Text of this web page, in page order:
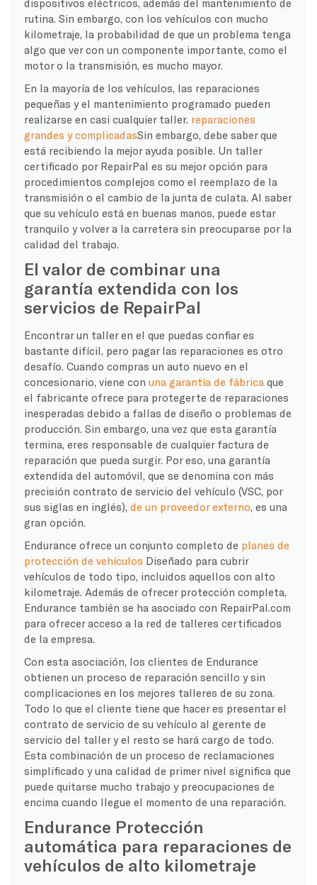
rutina. Sin embargo, con los vehículos con mucho
kilometraje, la probabilidad de que un problema tenga
algo que ver con un componente importante, como el
motor o la transmisión, es mucho mayor.
En la mayoría de los vehículos, las reparaciones
pequeñas y el mantenimiento programado pueden
realizarse en casi cualquier taller. reparaciones
grandes y complicadasSin embargo, debe saber que
está recibiendo la mejor ayuda posible. Un taller
certificado por RepairPal es su mejor opción para
procedimientos complejos como el reemplazo de la
transmisión o el cambio de la junta de culata. Al saber
que su vehículo está en buenas manos, puede estar
tranquilo y volver a la carretera sin preocuparse por la
calidad del trabajo.
El valor de combinar una
garantía extendida con los
servicios de RepairPal
Encontrar un taller en el que puedas confiar es
bastante difícil, pero pagar las reparaciones es otro
desafío. Cuando compras un auto nuevo en el
concesionario, viene con una garantía de fábrica que
el fabricante ofrece para protegerte de reparaciones
inesperadas debido a fallas de diseño o problemas de
producción. Sin embargo, una vez que esta garantía
termina, eres responsable de cualquier factura de
reparación que pueda surgir. Por eso, una garantía
extendida del automóvil, que se denomina con más
precisión contrato de servicio del vehículo (VSC, por
sus siglas en inglés), de un proveedor externo , es una
gran opción.
Endurance ofrece un conjunto completo de planes de
protección de vehículos Diseñado para cubrir
vehículos de todo tipo, incluidos aquellos con alto
kilometraje. Además de ofrecer protección completa,
Endurance también se ha asociado con RepairPal.com
para ofrecer acceso a la red de talleres certificados
de la empresa.
Con esta asociación, los clientes de Endurance
obtienen un proceso de reparación sencillo y sin
complicaciones en los mejores talleres de su zona.
Todo lo que el cliente tiene que hacer es presentar el
contrato de servicio de su vehículo al gerente de
servicio del taller y el resto se hará cargo de todo.
Esta combinación de un proceso de reclamaciones
simplificado y una calidad de primer nivel significa que
puede quitarse mucho trabajo y preocupaciones de
encima cuando llegue el momento de una reparación.
Endurance Protección
automática para reparaciones de
vehículos de alto kilometraje